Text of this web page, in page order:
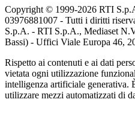
Copyright © 1999-2026 RTI
03976881007 - Tutti i diritti
S.p.A. - RTI S.p.A., Mediaset
Bassi) - Uffici Viale Europa 46,
Rispetto ai contenuti e ai dati
vietata ogni utilizzazione
intelligenza artificiale generativa.
utilizzare mezzi automatizzati di